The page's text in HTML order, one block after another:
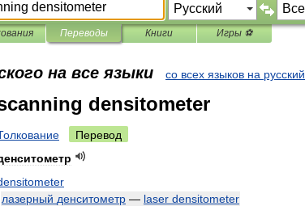
Переводы Книги Игры ⚽
на все языки со всех языков на русский
densitometer
Перевод
лазерный денситометр — laser densitometer